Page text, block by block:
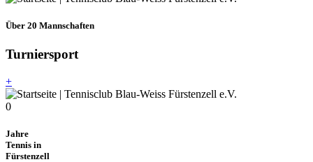
Über 20 Mannschaften
Turniersport
+
0
Jahre
Tennis in
Fürstenzell